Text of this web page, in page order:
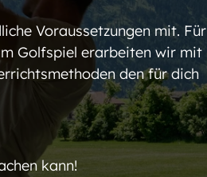
Voraussetzungen mit. Für
Golfspiel erarbeiten wir mit
den für dich
kann!